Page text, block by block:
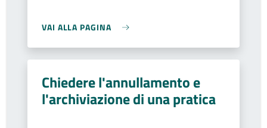
VAI ALLA PAGINA
Chiedere l'annullamento e
l'archiviazione di una pratica